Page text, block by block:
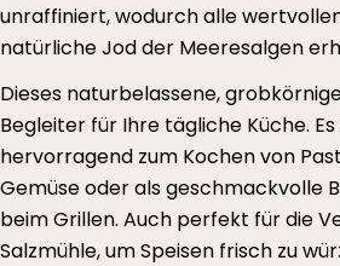
unraffiniert, wodurch alle
natürliche Jod der Meeresalgen
Dieses naturbelassene,
Begleiter für Ihre tägliche Küche.
hervorragend zum Kochen von
Gemüse oder als geschmackvolle
beim Grillen. Auch perfekt für die
Salzmühle, um Speisen frisch zu